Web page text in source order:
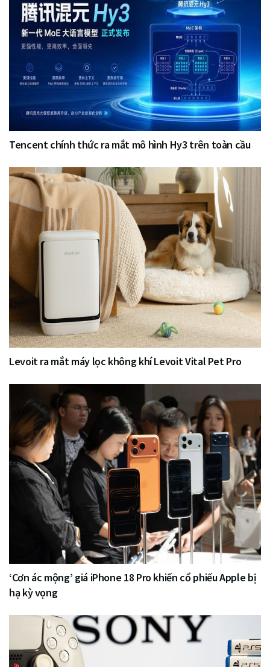
Tencent chính thức ra mắt mô hình Hy3 trên toàn cầu
Levoit ra mắt máy lọc không khí Levoit Vital Pet Pro
‘Cơn ác mộng’ giá iPhone 18 Pro khiến cổ phiếu Apple bị
hạ kỳ vọng